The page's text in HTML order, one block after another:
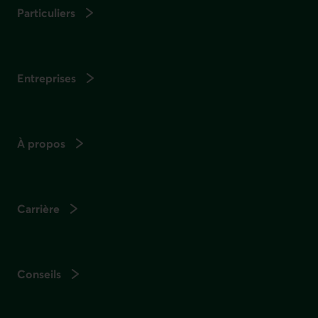
Particuliers
Entreprises
À propos
Carrière
Conseils